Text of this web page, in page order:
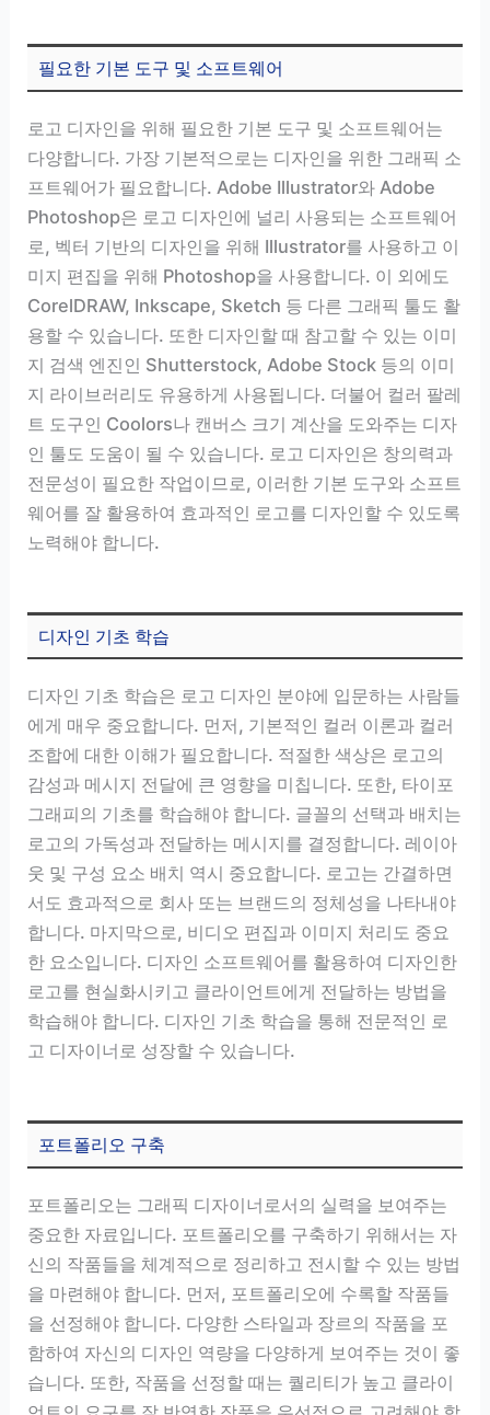
필요한 기본 도구 및 소프트웨어
로고 디자인을 위해 필요한 기본 도구 및 소프트웨어는
다양합니다. 가장 기본적으로는 디자인을 위한 그래픽 소
프트웨어가 필요합니다. Adobe Illustrator와 Adobe
Photoshop은 로고 디자인에 널리 사용되는 소프트웨어
로, 벡터 기반의 디자인을 위해 Illustrator를 사용하고 이
미지 편집을 위해 Photoshop을 사용합니다. 이 외에도
CorelDRAW, Inkscape, Sketch 등 다른 그래픽 툴도 활
용할 수 있습니다. 또한 디자인할 때 참고할 수 있는 이미
지 검색 엔진인 Shutterstock, Adobe Stock 등의 이미
지 라이브러리도 유용하게 사용됩니다. 더불어 컬러 팔레
트 도구인 Coolors나 캔버스 크기 계산을 도와주는 디자
인 툴도 도움이 될 수 있습니다. 로고 디자인은 창의력과
전문성이 필요한 작업이므로, 이러한 기본 도구와 소프트
웨어를 잘 활용하여 효과적인 로고를 디자인할 수 있도록
노력해야 합니다.
디자인 기초 학습
디자인 기초 학습은 로고 디자인 분야에 입문하는 사람들
에게 매우 중요합니다. 먼저, 기본적인 컬러 이론과 컬러
조합에 대한 이해가 필요합니다. 적절한 색상은 로고의
감성과 메시지 전달에 큰 영향을 미칩니다. 또한, 타이포
그래피의 기초를 학습해야 합니다. 글꼴의 선택과 배치는
로고의 가독성과 전달하는 메시지를 결정합니다. 레이아
웃 및 구성 요소 배치 역시 중요합니다. 로고는 간결하면
서도 효과적으로 회사 또는 브랜드의 정체성을 나타내야
합니다. 마지막으로, 비디오 편집과 이미지 처리도 중요
한 요소입니다. 디자인 소프트웨어를 활용하여 디자인한
로고를 현실화시키고 클라이언트에게 전달하는 방법을
학습해야 합니다. 디자인 기초 학습을 통해 전문적인 로
고 디자이너로 성장할 수 있습니다.
포트폴리오 구축
포트폴리오는 그래픽 디자이너로서의 실력을 보여주는
중요한 자료입니다. 포트폴리오를 구축하기 위해서는 자
신의 작품들을 체계적으로 정리하고 전시할 수 있는 방법
을 마련해야 합니다. 먼저, 포트폴리오에 수록할 작품들
을 선정해야 합니다. 다양한 스타일과 장르의 작품을 포
함하여 자신의 디자인 역량을 다양하게 보여주는 것이 좋
습니다. 또한, 작품을 선정할 때는 퀄리티가 높고 클라이